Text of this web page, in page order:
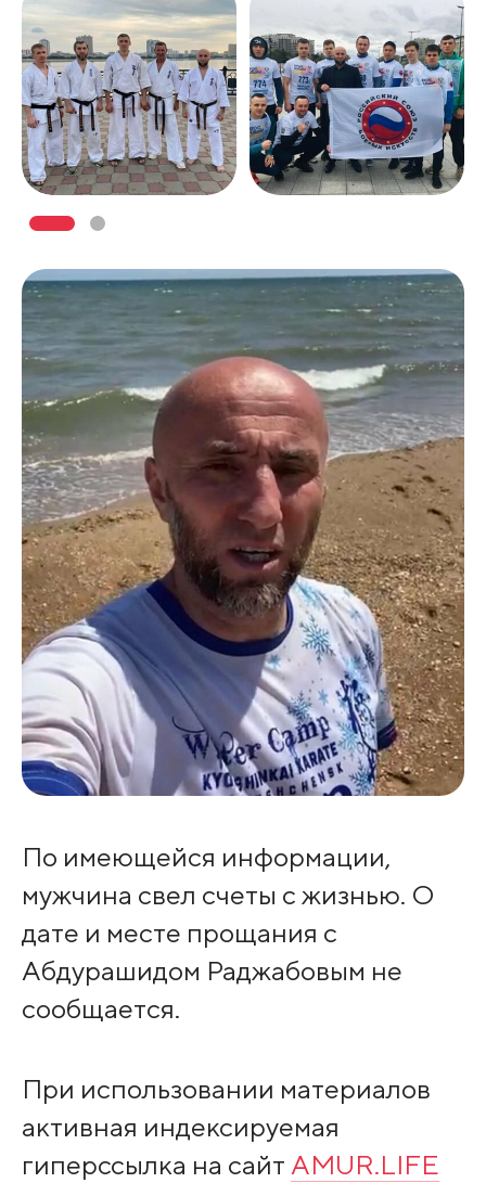
По имеющейся информации,
мужчина свел счеты с жизнью. О
дате и месте прощания с
Абдурашидом Раджабовым не
сообщается.
При использовании материалов
активная индексируемая
гиперссылка на сайт AMUR.LIFE